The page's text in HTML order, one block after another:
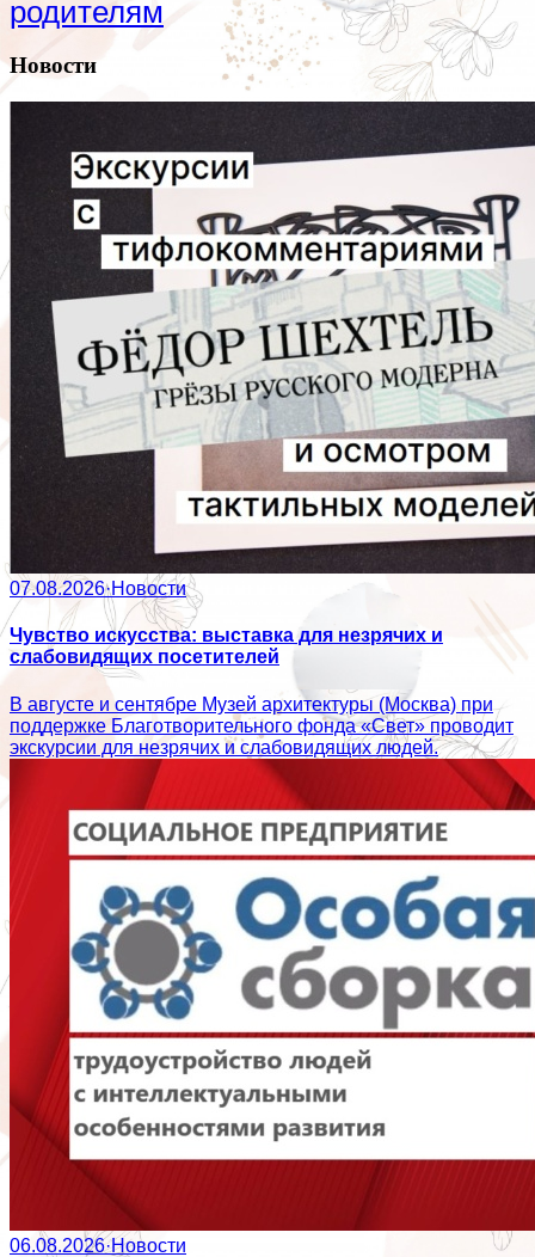
родителям
Новости
07.08.2026·Новости
Чувство искусства: выставка для незрячих и
слабовидящих посетителей
В августе и сентябре Музей архитектуры (Москва) при
поддержке Благотворительного фонда «Свет» проводит
экскурсии для незрячих и слабовидящих людей.
06.08.2026·Новости